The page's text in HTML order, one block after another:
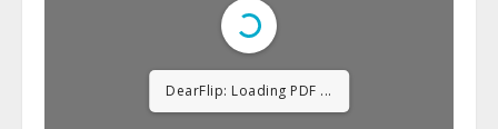
DearFlip: Loading PDF
12% ...